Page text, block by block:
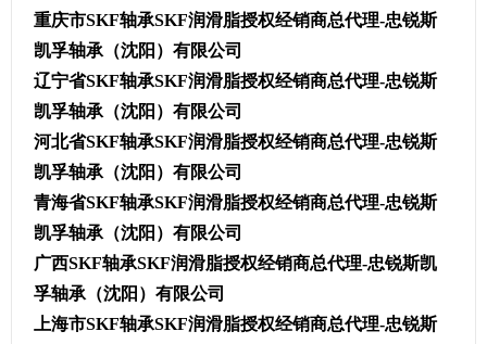
重庆市SKF轴承SKF润滑脂授权经销商总代理-忠锐斯
凯孚轴承（沈阳）有限公司
辽宁省SKF轴承SKF润滑脂授权经销商总代理-忠锐斯
凯孚轴承（沈阳）有限公司
河北省SKF轴承SKF润滑脂授权经销商总代理-忠锐斯
凯孚轴承（沈阳）有限公司
青海省SKF轴承SKF润滑脂授权经销商总代理-忠锐斯
凯孚轴承（沈阳）有限公司
广西SKF轴承SKF润滑脂授权经销商总代理-忠锐斯凯
孚轴承（沈阳）有限公司
上海市SKF轴承SKF润滑脂授权经销商总代理-忠锐斯